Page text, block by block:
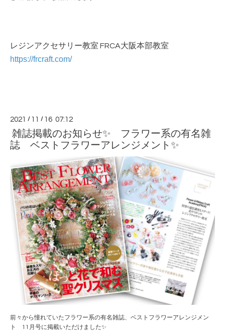
レジンアクセサリー教室 FRCA大阪本部教室
https://frcraft.com/
2021 / 11 / 16 07:12
雑誌掲載のお知らせ✨ フラワー系の有名雑
誌 ベストフラワーアレンジメント✨
前々から憧れていたフラワー系の有名雑誌、ベストフラワーアレンジメン
ト 11月号に掲載いただけました✨